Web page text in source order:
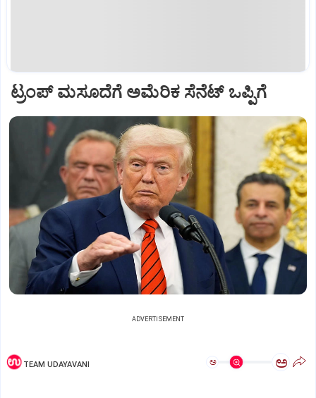
ಟ್ರಂಪ್‌ ಮಸೂದೆಗೆ ಅಮೆರಿಕ ಸೆನೆಟ್‌ ಒಪ್ಪಿಗೆ
ADVERTISEMENT
TEAM UDAYAVANI ಅ ಅ